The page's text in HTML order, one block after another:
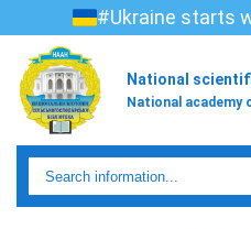
#Ukraine starts
National
National academy